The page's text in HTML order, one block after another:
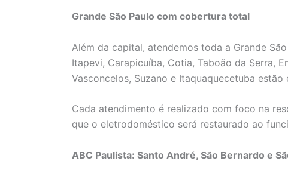
Grande São Paulo com cobertura total
Além da capital, atendemos toda a Grande
Itapevi, Carapicuíba, Cotia, Taboão da Serra,
Vasconcelos, Suzano e Itaquaquecetuba
Cada atendimento é realizado com foco na
que o eletrodoméstico será restaurado ao
ABC Paulista: Santo André, São Bernardo e